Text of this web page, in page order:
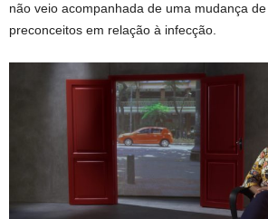
não veio acompanhada de uma mudança
preconceitos em relação à infecção.